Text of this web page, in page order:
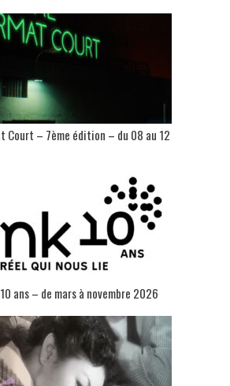
Court – 7ème édition – du 08 au 12
ans – de mars à novembre 2026